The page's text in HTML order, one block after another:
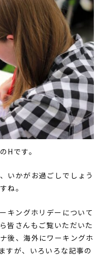
Hです。
いかがお過ごしでしょう
ね。
キングホリデーについて
皆さんもご覧いただいた
後、海外にワーキングホ
すが、いろいろな記事の